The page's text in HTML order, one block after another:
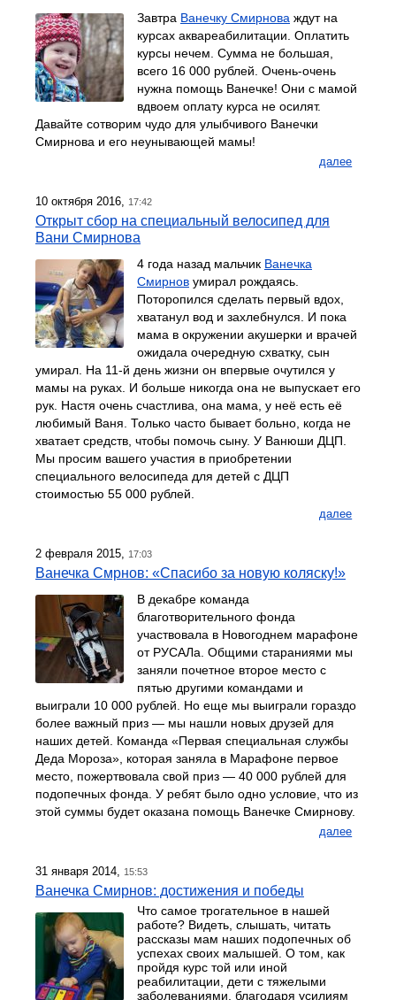
Завтра Ванечку Смирнова ждут на
курсах аквареабилитации. Оплатить
курсы нечем. Сумма не большая,
всего 16 000 рублей. Очень-очень
нужна помощь Ванечке! Они с мамой
вдвоем оплату курса не осилят.
Давайте сотворим чудо для улыбчивого Ванечки
Смирнова и его неунывающей мамы!
далее
10 октября 2016, 17:42
Открыт сбор на специальный велосипед для
Вани Смирнова
4 года назад мальчик Ванечка
Смирнов умирал рождаясь.
Поторопился сделать первый вдох,
хватанул вод и захлебнулся. И пока
мама в окружении акушерки и врачей
ожидала очередную схватку, сын
умирал. На 11-й день жизни он впервые очутился у
мамы на руках. И больше никогда она не выпускает его
рук. Настя очень счастлива, она мама, у неё есть её
любимый Ваня. Только часто бывает больно, когда не
хватает средств, чтобы помочь сыну. У Ванюши ДЦП.
Мы просим вашего участия в приобретении
специального велосипеда для детей с ДЦП
стоимостью 55 000 рублей.
далее
2 февраля 2015, 17:03
Ванечка Смрнов: «Спасибо за новую коляску!»
В декабре команда
благотворительного фонда
участвовала в Новогоднем марафоне
от РУСАЛа. Общими стараниями мы
заняли почетное второе место с
пятью другими командами и
выиграли 10 000 рублей. Но еще мы выиграли гораздо
более важный приз — мы нашли новых друзей для
наших детей. Команда «Первая специальная службы
Деда Мороза», которая заняла в Марафоне первое
место, пожертвовала свой приз — 40 000 рублей для
подопечных фонда. У ребят было одно условие, что из
этой суммы будет оказана помощь Ванечке Смирнову.
далее
31 января 2014, 15:53
Ванечка Смирнов: достижения и победы
Что самое трогательное в нашей
работе? Видеть, слышать, читать
рассказы мам наших подопечных об
успехах своих малышей. О том, как
пройдя курс той или иной
реабилитации, дети с тяжелыми
заболеваниями, благодаря усилиям